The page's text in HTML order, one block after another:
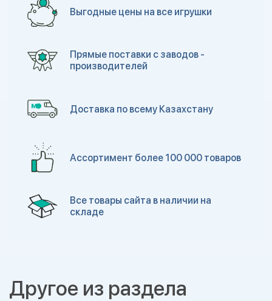
Выгодные цены на все игрушки
Прямые поставки с заводов -
производителей
Доставка по всему Казахстану
Ассортимент более 100 000 товаров
Все товары сайта в наличии на
складе
Другое из раздела